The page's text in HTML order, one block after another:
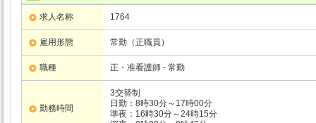
求人名称 1764
雇用形態 常勤（正職員）
職種 正・准看護師 - 常勤
勤務時間
3交替制
日勤：8時30分～17時00分
準夜：16時30分～24時15分